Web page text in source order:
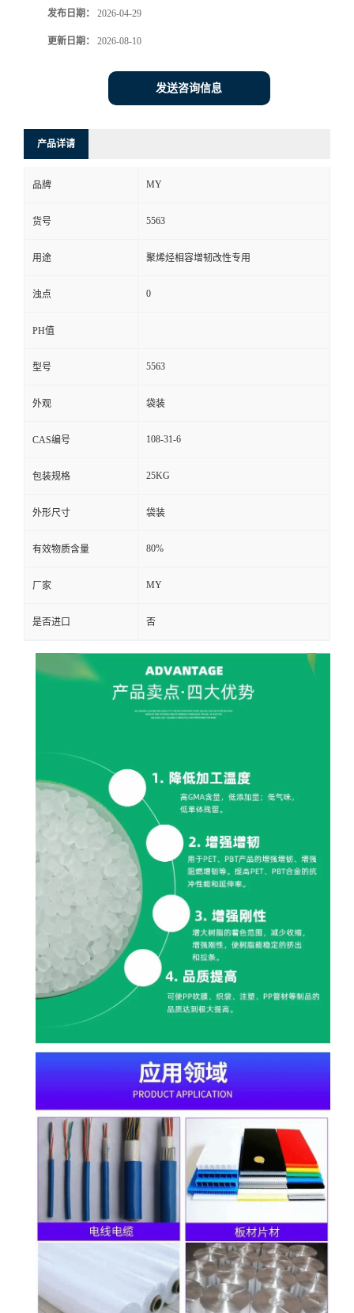
发布日期： 2026-04-29
更新日期： 2026-08-10
发送咨询信息
产品详请
品牌 MY
货号 5563
用途 聚烯烃相容增韧改性专用
浊点 0
PH值
型号 5563
外观 袋装
CAS编号 108-31-6
包装规格 25KG
外形尺寸 袋装
有效物质含量 80%
厂家 MY
是否进口 否